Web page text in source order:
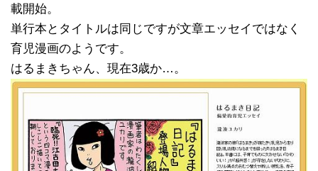
載開始。
単行本とタイトルは同じですが文章エッセイではなく
育児漫画のようです。
はるまきちゃん、現在3歳か…。